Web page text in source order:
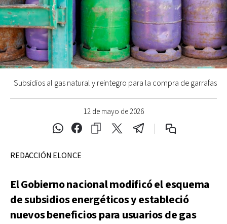
12 de mayo de 2026
Subsidios al gas natural y reintegro para la compra de garrafas
REDACCIÓN ELONCE
El Gobierno nacional modificó el esquema
de subsidios energéticos y estableció
nuevos beneficios para usuarios de gas